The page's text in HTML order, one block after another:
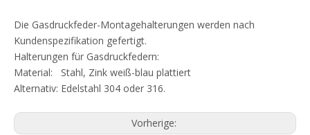
Die Gasdruckfeder-Montagehalterungen werden nach
Kundenspezifikation gefertigt.
Halterungen für Gasdruckfedern:
Material: Stahl, Zink weiß-blau plattiert
Alternativ: Edelstahl 304 oder 316.
Vorherige: